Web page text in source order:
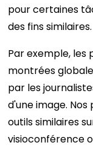
pour certaines
des fins similaires.
Par exemple, les
montrées
par les
d'une image.
outils similaires
visioconférence